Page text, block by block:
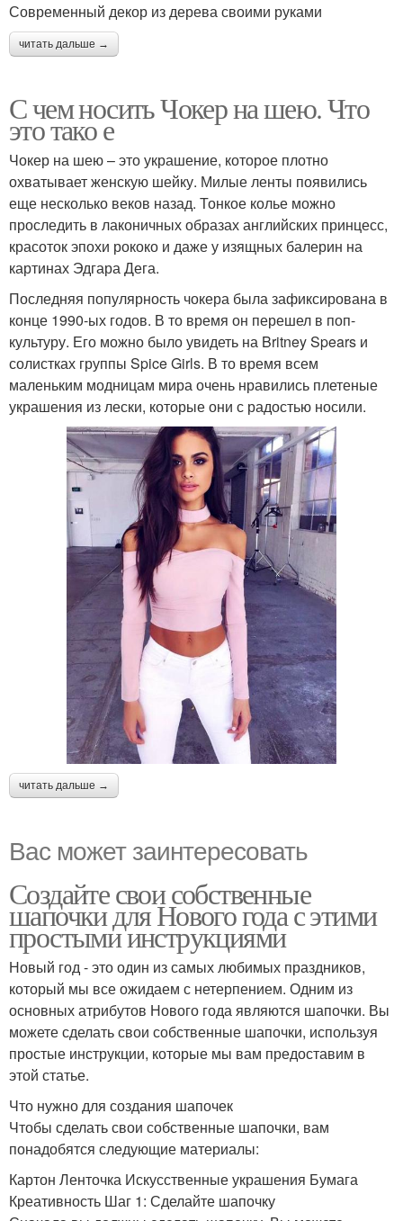
Современный декор из дерева своими руками
читать дальше →
С чем носить Чокер на шею. Что
это тако е
Чокер на шею – это украшение, которое плотно
охватывает женскую шейку. Милые ленты появились
еще несколько веков назад. Тонкое колье можно
проследить в лаконичных образах английских принцесс,
красоток эпохи рококо и даже у изящных балерин на
картинах Эдгара Дега.
Последняя популярность чокера была зафиксирована в
конце 1990-ых годов. В то время он перешел в поп-
культуру. Его можно было увидеть на Britney Spears и
солистках группы Spice Girls. В то время всем
маленьким модницам мира очень нравились плетеные
украшения из лески, которые они с радостью носили.
читать дальше →
Вас может заинтересовать
Создайте свои собственные
шапочки для Нового года с этими
простыми инструкциями
Новый год - это один из самых любимых праздников,
который мы все ожидаем с нетерпением. Одним из
основных атрибутов Нового года являются шапочки. Вы
можете сделать свои собственные шапочки, используя
простые инструкции, которые мы вам предоставим в
этой статье.
Что нужно для создания шапочек
Чтобы сделать свои собственные шапочки, вам
понадобятся следующие материалы:
Картон Ленточка Искусственные украшения Бумага
Креативность Шаг 1: Сделайте шапочку